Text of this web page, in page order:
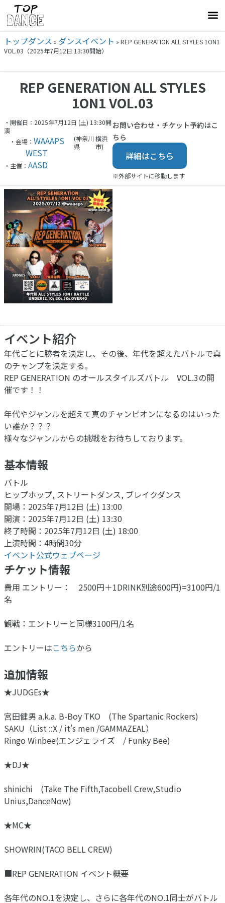
トップダンス » ダンスイベント » REP GENERATION ALL STYLES 1ON1
VOL.03（2025年7月12日 13:30開始）
REP GENERATION ALL STYLES
1ON1 VOL.03
・開催日：2025年7月12日 (土) 13:30開
演
・会場： WAAAPS
WEST
(神奈川
県
横浜
市)
・主催： AASD
お問い合わせ・チケット予約はこ
ちら
詳細はこちら
※外部サイトに移動します
イベント紹介
年代ごとに勝者を決定し、その後、年代を超えたバトルで真
のチャンプを決定する。
REP GENERATION のオールスタイルズバトル VOL.3の開
催です！！
年代やジャンルを超えて真のチャンピオンになるのはいった
い誰か？？？
様々なジャンルからの挑戦をお待ちしております。
基本情報
バトル
ヒップホップ, ストリートダンス, ブレイクダンス
開場：2025年7月12日 (土) 13:00
開演：2025年7月12日 (土) 13:30
終了時間：2025年7月12日 (土) 18:00
上演時間：4時間30分
イベント公式ウェブページ
チケット情報
費用 エントリー： 2500円＋1DRINK別途600円)=3100円/1
名
観戦：エントリーと同様3100円/1名
エントリーはこちらから
追加情報
★JUDGEs★
宮田健男 a.k.a. B-Boy TKO (The Spartanic Rockers)
SAKU（List ::X / it’s men /GAMMAZEAL）
Ringo Winbee(エンジェライズ / Funky Bee)
★DJ★
shinichi (Take The Fifth,Tacobell Crew,Studio
Unius,DanceNow)
★MC★
SHOWRIN(TACO BELL CREW)
■REP GENERATION イベント概要
各年代のNO.1を決定し、さらに各年代のNO.1同士がバトル